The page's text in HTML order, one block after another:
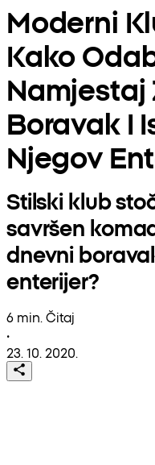
Moderni
Kako
Namjestaj
Boravak I
Njegov
Stilski klub
savršen
dnevni
enterijer?
6 min. Čitaj
•
23. 10. 2020.